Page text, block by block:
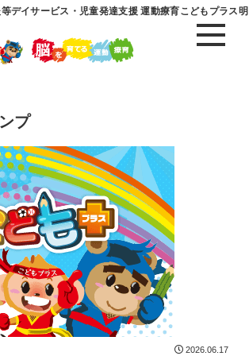
デイサービス・児童発達支援 運動療育こどもプラス明
プ
2026.06.17